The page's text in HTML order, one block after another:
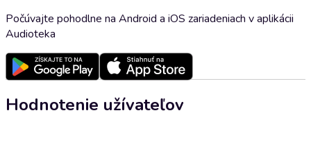
Počúvajte pohodlne na Android a iOS zariadeniach v aplikácii
Audioteka
Hodnotenie užívateľov